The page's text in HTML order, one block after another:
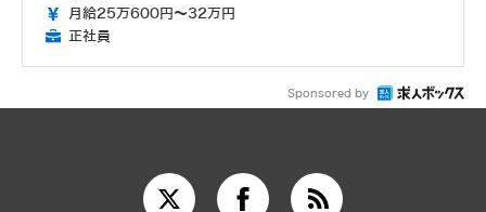
月給25万600円～32万円
正社員
Sponsored by